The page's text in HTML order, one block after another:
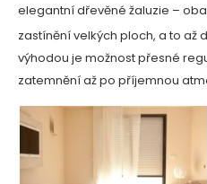
elegantní dřevěné žaluzie –
zastínění velkých ploch, a to až
výhodou je možnost přesné
zatemnění až po příjemnou